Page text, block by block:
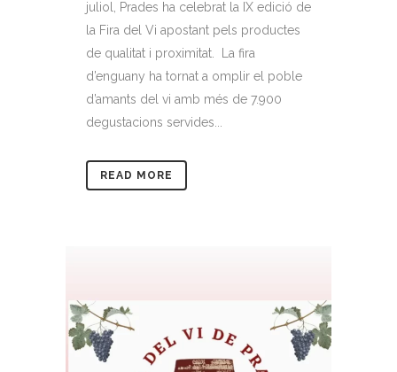
juliol, Prades ha celebrat la IX edició de
la Fira del Vi apostant pels productes
de qualitat i proximitat. La fira
d’enguany ha tornat a omplir el poble
d’amants del vi amb més de 7.900
degustacions servides...
READ MORE